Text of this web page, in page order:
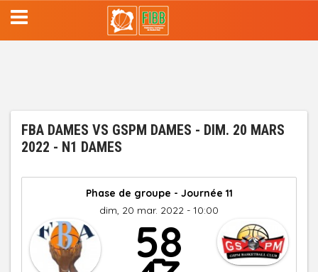
Aller
au
contenu
FBA DAMES VS GSPM DAMES - DIM. 20 MARS
2022 - N1 DAMES
Phase de groupe - Journée 11
dim, 20 mar. 2022 - 10:00
58
-